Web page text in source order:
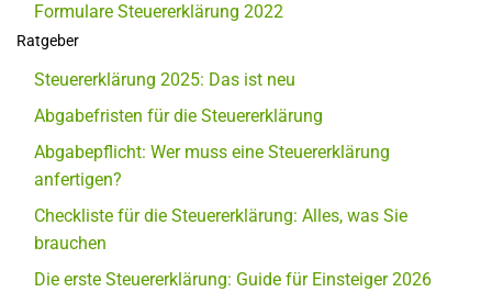
Formulare Steuererklärung 2022
Ratgeber
Steuererklärung 2025: Das ist neu
Abgabefristen für die Steuererklärung
Abgabepflicht: Wer muss eine Steuererklärung
anfertigen?
Checkliste für die Steuererklärung: Alles, was Sie
brauchen
Die erste Steuererklärung: Guide für Einsteiger 2026